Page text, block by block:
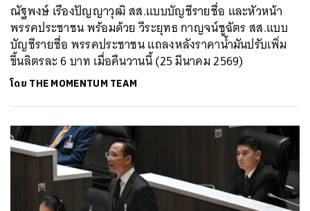
ณัฐพงษ์ เรืองปัญญาวุฒิ สส.แบบบัญชีรายชื่อ และหัวหน้า
พรรคประชาชน พร้อมด้วย วีระยุทธ กาญจน์ชูฉัตร สส.แบบ
บัญชีรายชื่อ พรรคประชาชน แถลงหลังราคาน้ำมันปรับเพิ่ม
ขึ้นลิตรละ 6 บาท เมื่อคืนวานนี้ (25 มีนาคม 2569)
โดย THE MOMENTUM TEAM